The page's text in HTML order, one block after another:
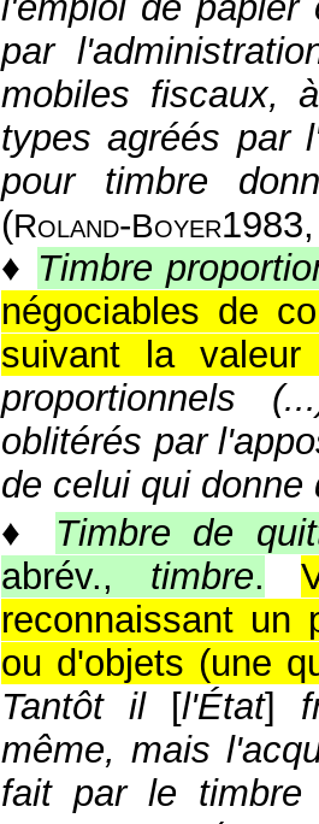
par
mobiles fiscaux,
types agréés par
pour timbre
(Roland-Boyer1983
♦ Timbre
négociables de
suivant la
proportionnels
oblitérés par
de celui qui donne
♦ Timbre de
abrév., timbre.
reconnaissant un
ou d'objets (une
Tantôt il[l'État]
même, mais
fait par le